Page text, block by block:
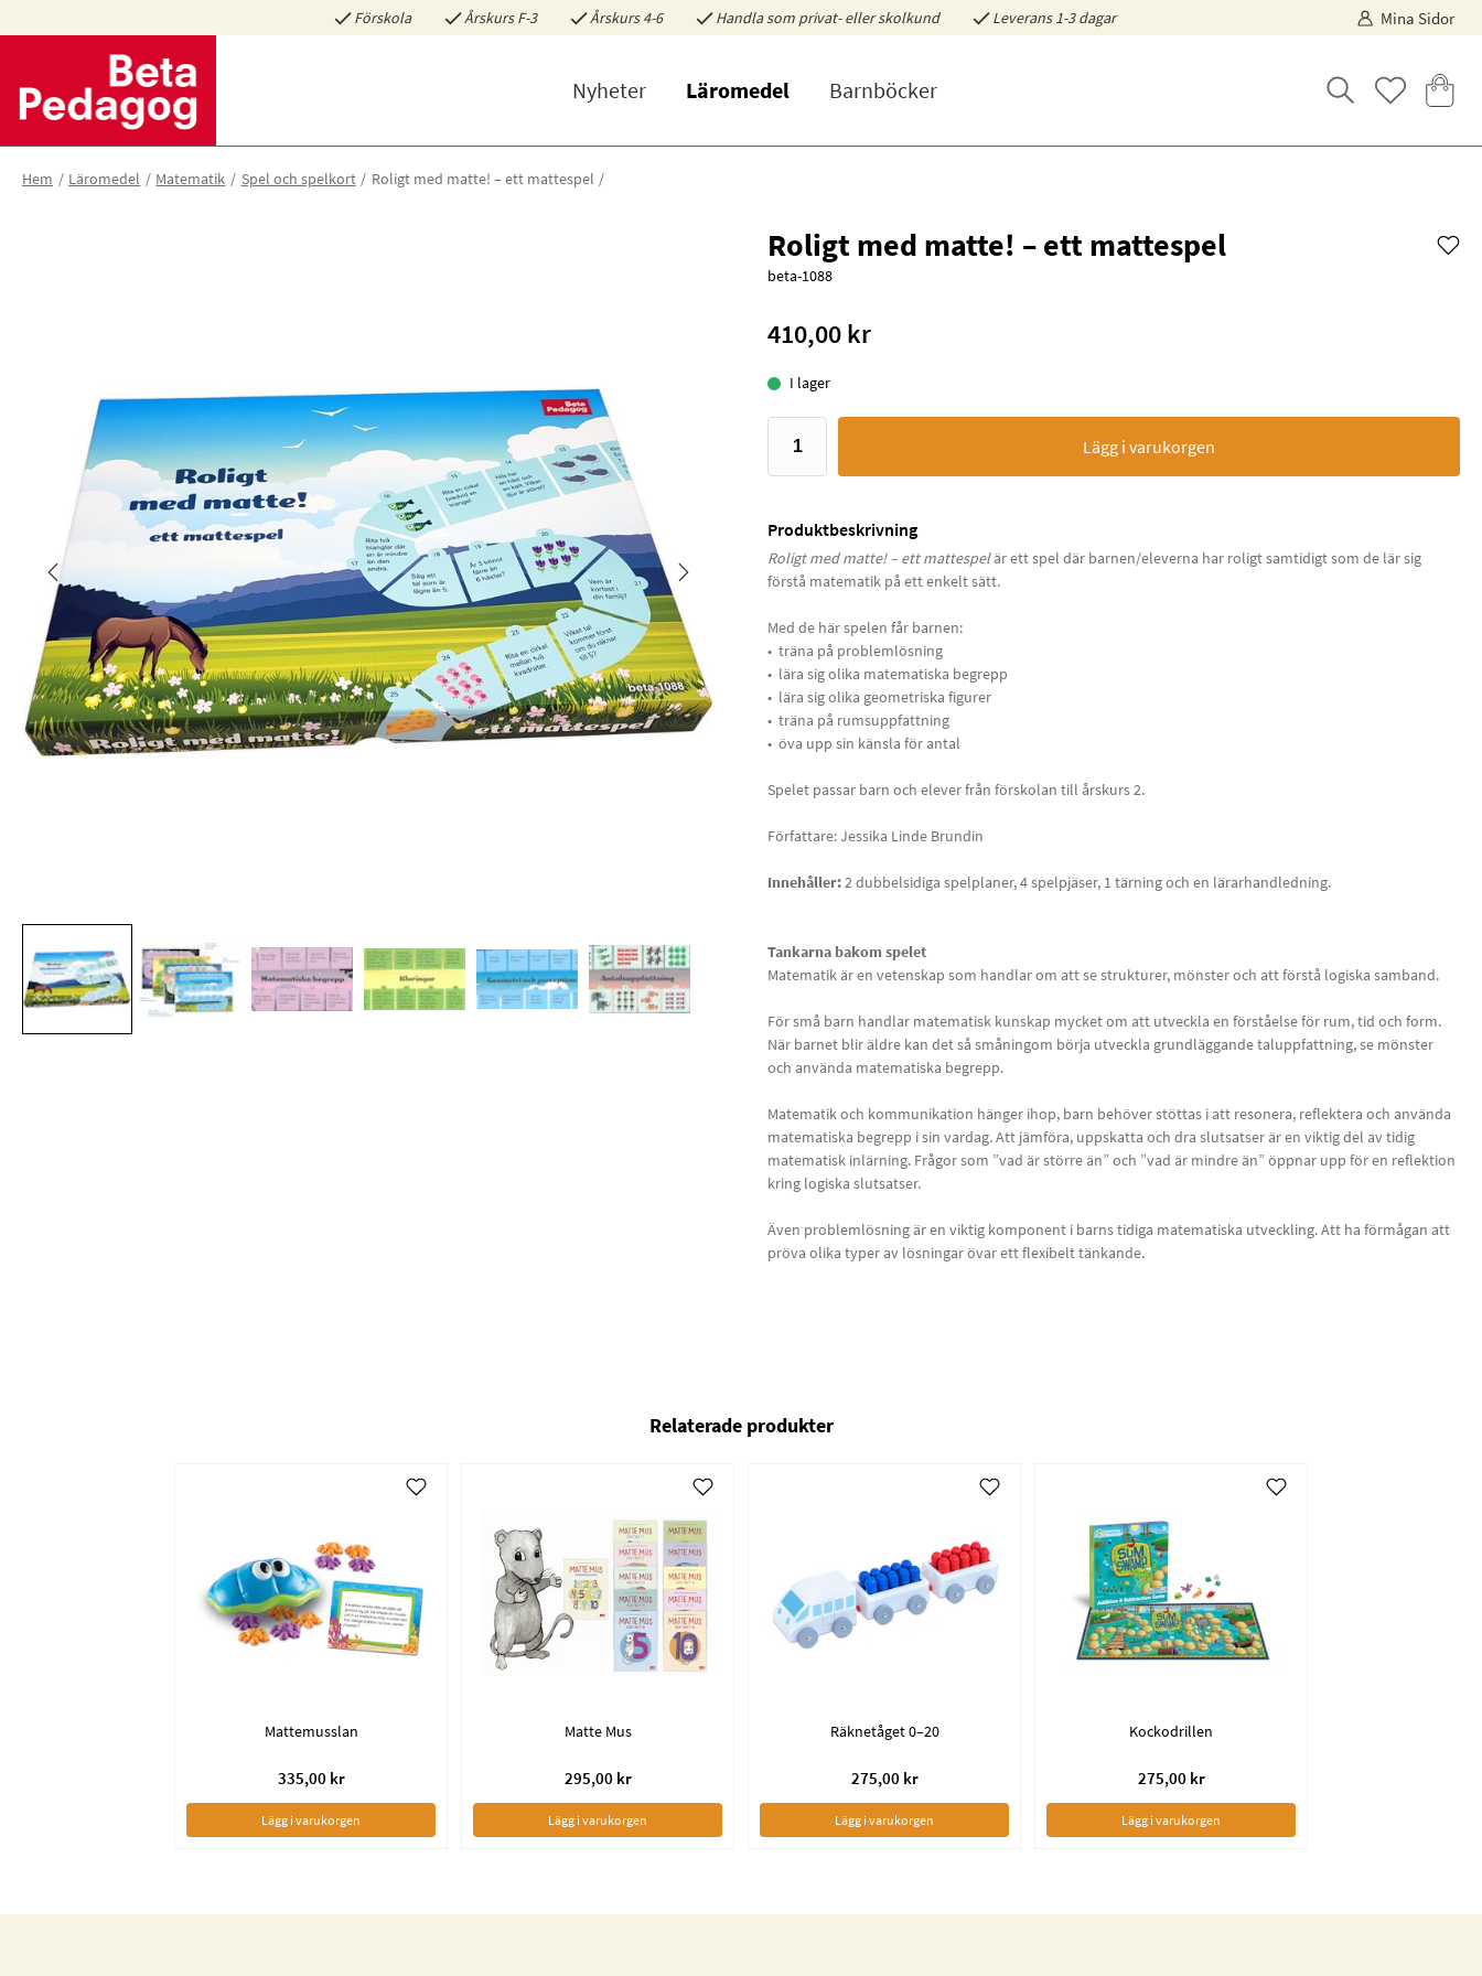
Förskola Årskurs F-3 Årskurs 4-6 Handla som privat- eller skolkund Leverans 1-3 dagar Mina Sidor
Nyheter Läromedel Barnböcker
Hem Läromedel Matematik Spel och spelkort Roligt med matte! – ett mattespel
Roligt med matte! – ett mattespel
beta-1088
410,00 kr
I lager
Lägg i varukorgen
Produktbeskrivning
Roligt med matte! – ett mattespelär ett spel där barnen/eleverna har roligt samtidigt som de lär sig
förstå matematik på ett enkelt sätt.
Med de här spelen får barnen:
• träna på problemlösning
• lära sig olika matematiska begrepp
• lära sig olika geometriska figurer
• träna på rumsuppfattning
• öva upp sin känsla för antal
Spelet passar barn och elever från förskolan till årskurs 2.
Författare: Jessika Linde Brundin
Innehåller:2 dubbelsidiga spelplaner, 4 spelpjäser, 1 tärning och en lärarhandledning.
Tankarna bakom spelet
Matematik är en vetenskap som handlar om att se strukturer, mönster och att förstå logiska samband.
För små barn handlar matematisk kunskap mycket om att utveckla en förståelse för rum, tid och form.
När barnet blir äldre kan det så småningom börja utveckla grundläggande taluppfattning, se mönster
och använda matematiska begrepp.
Matematik och kommunikation hänger ihop, barn behöver stöttas i att resonera, reflektera och använda
matematiska begrepp i sin vardag. Att jämföra, uppskatta och dra slutsatser är en viktig del av tidig
matematisk inlärning. Frågor som ”vad är större än” och ”vad är mindre än” öppnar upp för en reflektion
kring logiska slutsatser.
Även problemlösning är en viktig komponent i barns tidiga matematiska utveckling. Att ha förmågan att
pröva olika typer av lösningar övar ett flexibelt tänkande.
Relaterade produkter
Mattemusslan
335,00 kr
Lägg i varukorgen
Matte Mus
295,00 kr
Lägg i varukorgen
Räknetåget 0–20
275,00 kr
Lägg i varukorgen
Kockodrillen
275,00 kr
Lägg i varukorgen